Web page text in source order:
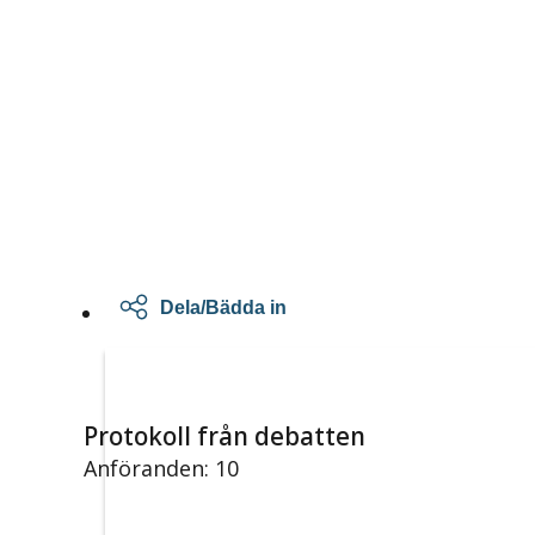
Dela/Bädda in
Protokoll från debatten
Anföranden: 10